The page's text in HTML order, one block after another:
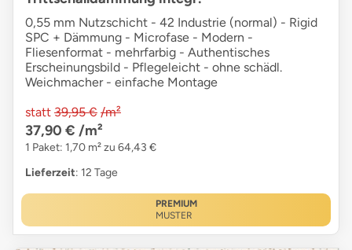
0,55 mm Nutzschicht - 42 Industrie (normal) - Rigid
SPC + Dämmung - Microfase - Modern -
Fliesenformat - mehrfarbig - Authentisches
Erscheinungsbild - Pflegeleicht - ohne schädl.
Weichmacher - einfache Montage
statt 39,95 € /m²
37,90 € /m²
1 Paket: 1,70 m² zu 64,43 €
Lieferzeit: 12 Tage
PREMIUM
MUSTER